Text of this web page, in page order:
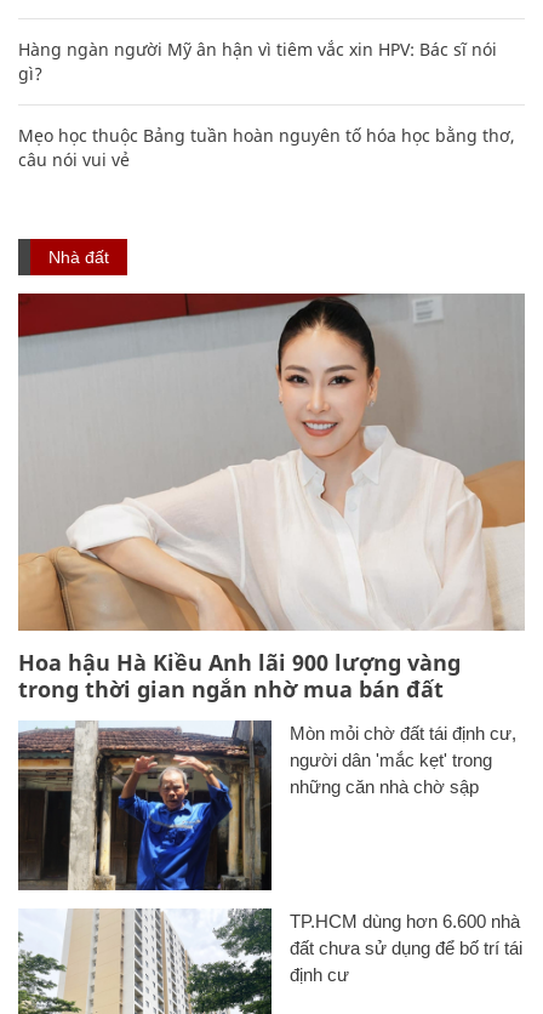
Hàng ngàn người Mỹ ân hận vì tiêm vắc xin HPV: Bác sĩ nói
gì?
Mẹo học thuộc Bảng tuần hoàn nguyên tố hóa học bằng thơ,
câu nói vui vẻ
Nhà đất
Hoa hậu Hà Kiều Anh lãi 900 lượng vàng
trong thời gian ngắn nhờ mua bán đất
Mòn mỏi chờ đất tái định cư,
người dân 'mắc kẹt' trong
những căn nhà chờ sập
TP.HCM dùng hơn 6.600 nhà
đất chưa sử dụng để bố trí tái
định cư